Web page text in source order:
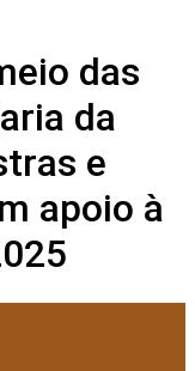
das
da
e
apoio à